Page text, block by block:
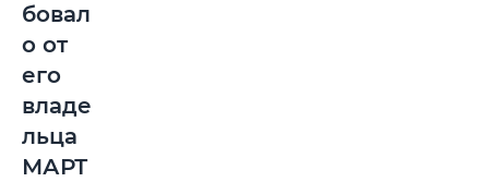
бовал
о от
его
владе
льца
МАРТ